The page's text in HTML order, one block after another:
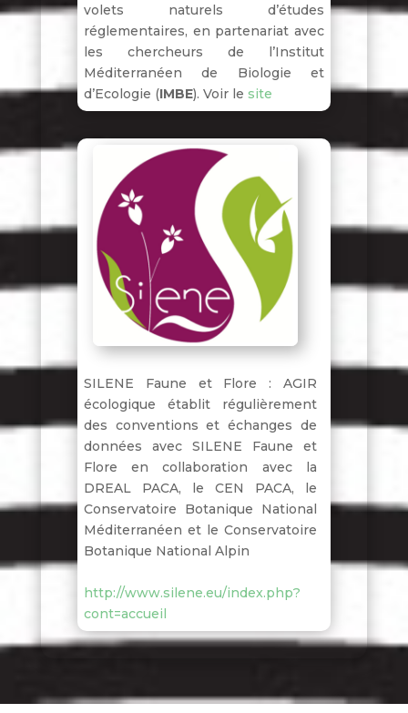
volets naturels d’études
réglementaires, en partenariat avec
les chercheurs de l’Institut
Méditerranéen de Biologie et
d’Ecologie (IMBE). Voir le site
SILENE Faune et Flore : AGIR
écologique établit régulièrement
des conventions et échanges de
données avec SILENE Faune et
Flore en collaboration avec la
DREAL PACA, le CEN PACA, le
Conservatoire Botanique National
Méditerranéen et le Conservatoire
Botanique National Alpin
http://www.silene.eu/index.php?
cont=accueil